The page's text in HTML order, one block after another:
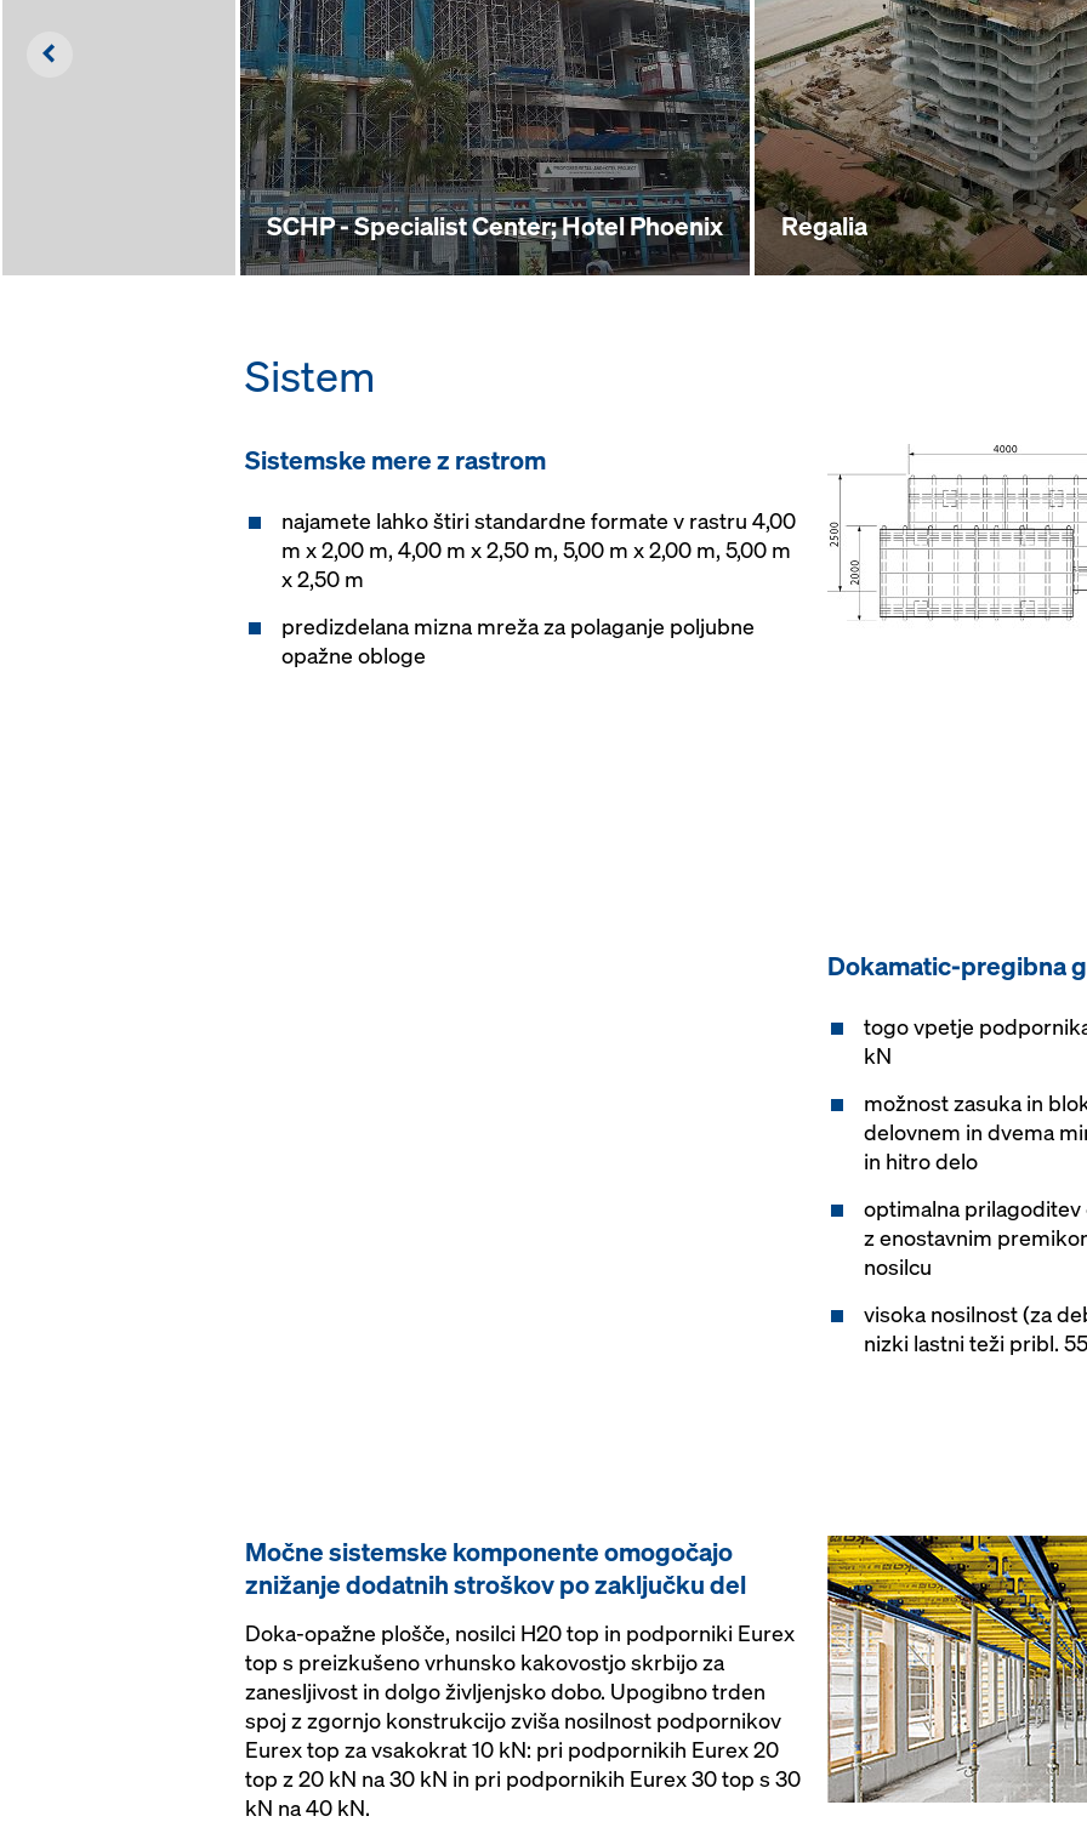
SCHP - Specialist Center; Hotel Phoenix Regalia
Left
Sistem
Sistemske mere z rastrom
najamete lahko štiri standardne formate v rastru 4,00
m x 2,00 m, 4,00 m x 2,50 m, 5,00 m x 2,00 m, 5,00 m
x 2,50 m
predizdelana mizna mreža za polaganje poljubne
opažne obloge
Dokamatic-pregibna
togo vpetje
kN
možnost zasuka in
delovnem in dvema
in hitro delo
optimalna
z enostavnim
nosilcu
visoka nosilnost (za
nizki lastni teži pribl.
Močne sistemske komponente omogočajo
znižanje dodatnih stroškov po zaključku del
Doka-opažne plošče, nosilci H20 top in podporniki Eurex
top s preizkušeno vrhunsko kakovostjo skrbijo za
zanesljivost in dolgo življenjsko dobo. Upogibno trden
spoj z zgornjo konstrukcijo zviša nosilnost podpornikov
Eurex top za vsakokrat 10 kN: pri podpornikih Eurex 20
top z 20 kN na 30 kN in pri podpornikih Eurex 30 top s 30
kN na 40 kN.